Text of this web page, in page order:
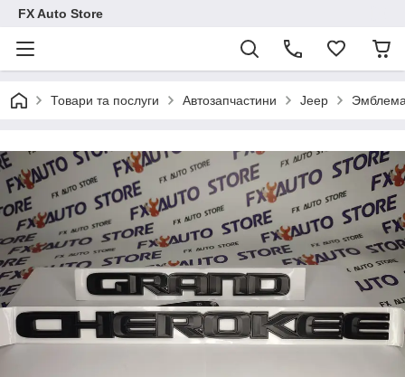
FX Auto Store
Товари та послуги Автозапчастини Jeep